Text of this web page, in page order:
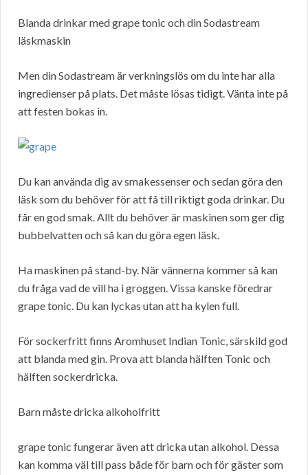
Blanda drinkar med grape tonic och din Sodastream
läskmaskin
Men din Sodastream är verkningslös om du inte har alla
ingredienser på plats. Det måste lösas tidigt. Vänta inte på
att festen bokas in.
Du kan använda dig av smakessenser och sedan göra den
läsk som du behöver för att få till riktigt goda drinkar. Du
får en god smak. Allt du behöver är maskinen som ger dig
bubbelvatten och så kan du göra egen läsk.
Ha maskinen på stand-by. När vännerna kommer så kan
du fråga vad de vill ha i groggen. Vissa kanske föredrar
grape tonic. Du kan lyckas utan att ha kylen full.
För sockerfritt finns Aromhuset Indian Tonic, särskild god
att blanda med gin. Prova att blanda hälften Tonic och
hälften sockerdricka.
Barn måste dricka alkoholfritt
grape tonic fungerar även att dricka utan alkohol. Dessa
kan komma väl till pass både för barn och för gäster som